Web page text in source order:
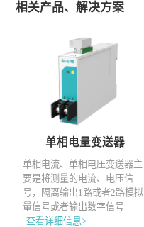
相关产品、解决方案
单相电量变送器
单相电流、单相电压变送器主
要是将测量的电流、电压信
号，隔离输出1路或者2路模拟
量信号或者输出数字信号
查看详细信息>